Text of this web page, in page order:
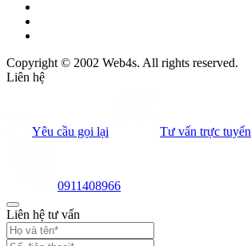
Copyright © 2002 Web4s. All rights reserved.
Liên hệ
Yêu cầu gọi lại Tư vấn trực tuyến
0911408966
Liên hệ tư vấn